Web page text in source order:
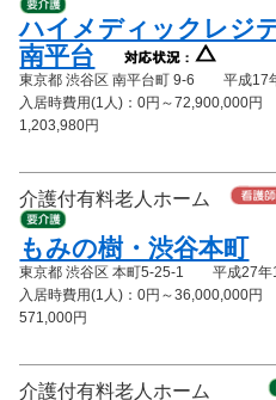
ハイメディックレジ
南平台
東京都 渋谷区 南平台町 9-6 平成17
入居時費用(1人)：0円～72,900,000
1,203,980円
介護付有料老人ホーム
もみの樹・渋谷本町
東京都 渋谷区 本町5-25-1 平成27年
入居時費用(1人)：0円～36,000,000
571,000円
介護付有料老人ホーム